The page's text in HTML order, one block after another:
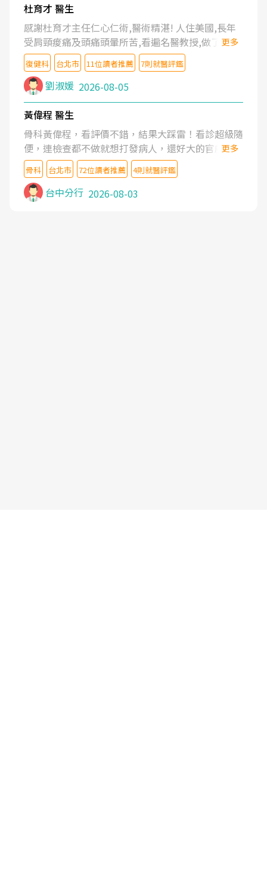
杜育才 醫生
感謝杜育才主任仁心仁術,醫術精湛! 人住美國,長年
受肩頸痠痛及頭痛頭暈所苦,看遍名醫教授,做了各種
檢查,也嘗試過西醫打針,中醫針灸及物理徒手治療都
沒有用,後來連吃到嗎啡類止痛藥都效果有限,只是壓
症狀,沒多久就痛起來,多年失眠嚴重影響生活品質.
台灣親友介紹忠孝醫院杜育才主任是頸頭症候群專
家,上網搜尋杜主任相關文章新聞跟網路評價之後,下
定決心飛回台北找杜醫師診治. 杜主任的乾針跟增生
治療真的很厲害,第一次乾針就覺得整個肩頸鬆開,回
家特別好睡,經過幾次治療,長年頑疾已經好了大半,杜
主任除了打針超厲害,還會一直交代要改善姿勢跟好
好做運動,看診態度親切溫暖,真的是不可多得的良醫,
大力推荐!
更多
復健科 台北市 11位讀者推薦 7則就醫評鑑
劉淑媛 2026-08-05
黃偉程 醫生
骨科黃偉程，看評價不錯，結果大踩雷！看診超級隨
便，連檢查都不做就想打發病人，還好大的官威 ...
想詢問病情還被陰陽怪氣嘲諷一番。可能好評帶來的
大頭症，變得自負不尊重病人。醫術也不行，畢竟連
檢查都懶得做，治療會有用才怪。大家避雷吧！
更多
骨科 台北市 72位讀者推薦 4則就醫評鑑
台中分行 2026-08-03